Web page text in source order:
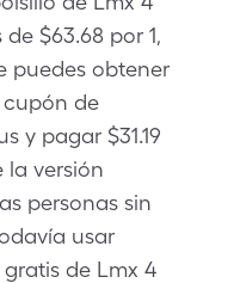
$63.68 por 1,
puedes obtener
de
y pagar $31.19
la versión
personas sin
usar
de Lmx 4